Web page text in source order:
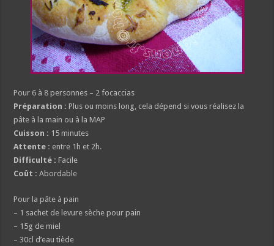
Pour 6 à 8 personnes – 2 focaccias
Préparation : Plus ou moins long, cela dépend si vous réalisez la
pâte à la main ou à la MAP
Cuisson : 15 minutes
Attente : entre 1h et 2h.
Difficulté : Facile
Coût : Abordable
Pour la pâte à pain
– 1 sachet de levure sèche pour pain
– 15g de miel
– 30cl d’eau tiède